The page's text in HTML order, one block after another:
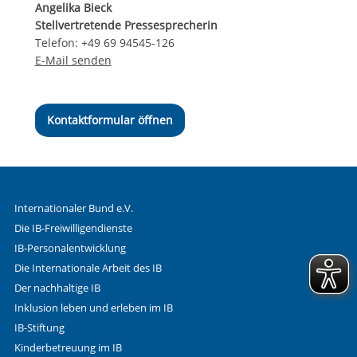
Angelika Bieck
Stellvertretende Pressesprecherin
Telefon: +49 69 94545-126
E-Mail senden
Kontaktformular öffnen
Internationaler Bund e.V.
Die IB-Freiwilligendienste
IB-Personalentwicklung
Die Internationale Arbeit des IB
Der nachhaltige IB
Inklusion leben und erleben im IB
IB-Stiftung
Kinderbetreuung im IB